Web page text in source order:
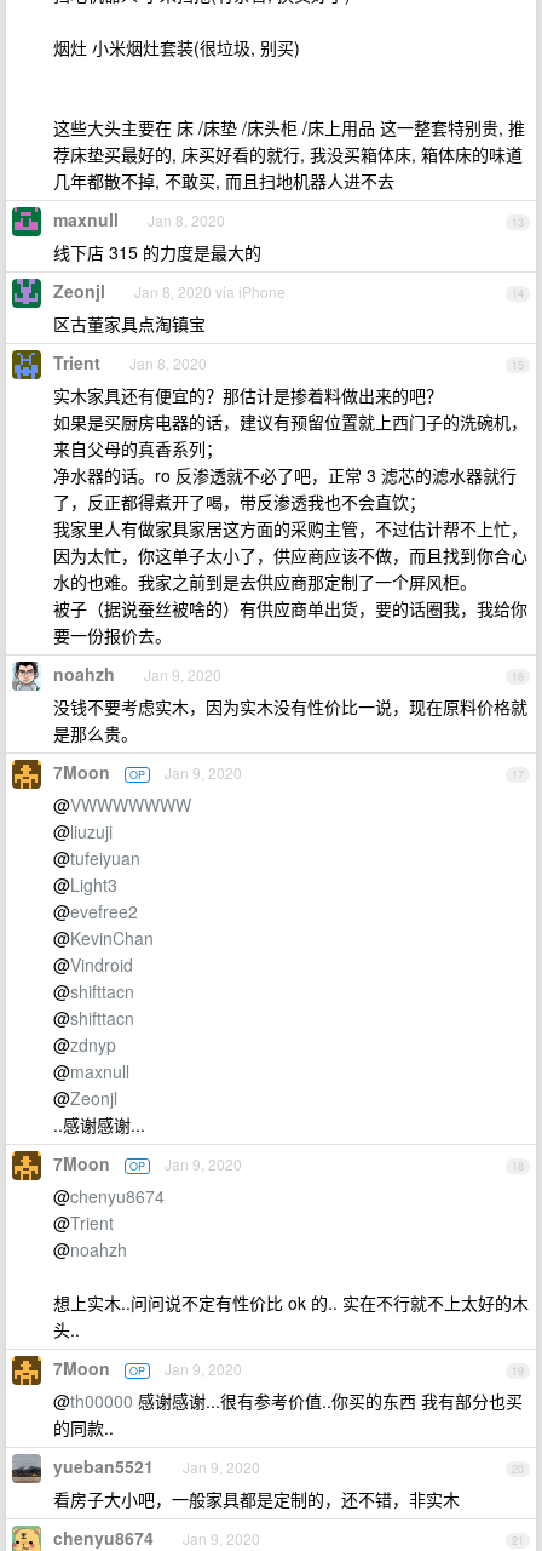
烟灶 小米烟灶套装(很垃圾, 别买)
这些大头主要在 床 /床垫 /床头柜 /床上用品 这一整套特别贵, 推
荐床垫买最好的, 床买好看的就行, 我没买箱体床, 箱体床的味道
几年都散不掉, 不敢买, 而且扫地机器人进不去
13
maxnull Jan 8, 2020
线下店 315 的力度是最大的
14
Zeonjl Jan 8, 2020 via iPhone
区古董家具点淘镇宝
15
Trient Jan 8, 2020
实木家具还有便宜的？那估计是掺着料做出来的吧？
如果是买厨房电器的话，建议有预留位置就上西门子的洗碗机，
来自父母的真香系列；
净水器的话。ro 反渗透就不必了吧，正常 3 滤芯的滤水器就行
了，反正都得煮开了喝，带反渗透我也不会直饮；
我家里人有做家具家居这方面的采购主管，不过估计帮不上忙，
因为太忙，你这单子太小了，供应商应该不做，而且找到你合心
水的也难。我家之前到是去供应商那定制了一个屏风柜。
被子（据说蚕丝被啥的）有供应商单出货，要的话圈我，我给你
要一份报价去。
16
noahzh Jan 9, 2020
没钱不要考虑实木，因为实木没有性价比一说，现在原料价格就
是那么贵。
17
7Moon OP Jan 9, 2020
@VWWWWWWW
@liuzuji
@tufeiyuan
@Light3
@evefree2
@KevinChan
@Vindroid
@shifttacn
@shifttacn
@zdnyp
@maxnull
@Zeonjl
..感谢感谢...
18
7Moon OP Jan 9, 2020
@chenyu8674
@Trient
@noahzh
想上实木..问问说不定有性价比 ok 的.. 实在不行就不上太好的木
头..
19
7Moon OP Jan 9, 2020
@th00000 感谢感谢...很有参考价值..你买的东西 我有部分也买
的同款..
20
yueban5521 Jan 9, 2020
看房子大小吧，一般家具都是定制的，还不错，非实木
21
chenyu8674 Jan 9, 2020